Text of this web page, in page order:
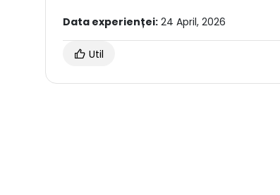
Data experienței: 24 April, 2026
Util